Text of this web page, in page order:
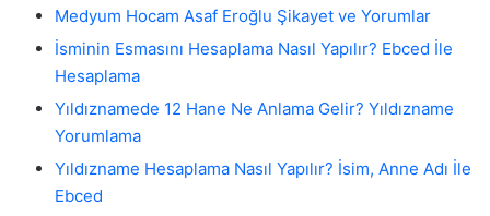
Medyum Hocam Asaf Eroğlu Şikayet ve Yorumlar
İsminin Esmasını Hesaplama Nasıl Yapılır? Ebced İle
Hesaplama
Yıldıznamede 12 Hane Ne Anlama Gelir? Yıldızname
Yorumlama
Yıldızname Hesaplama Nasıl Yapılır? İsim, Anne Adı İle
Ebced